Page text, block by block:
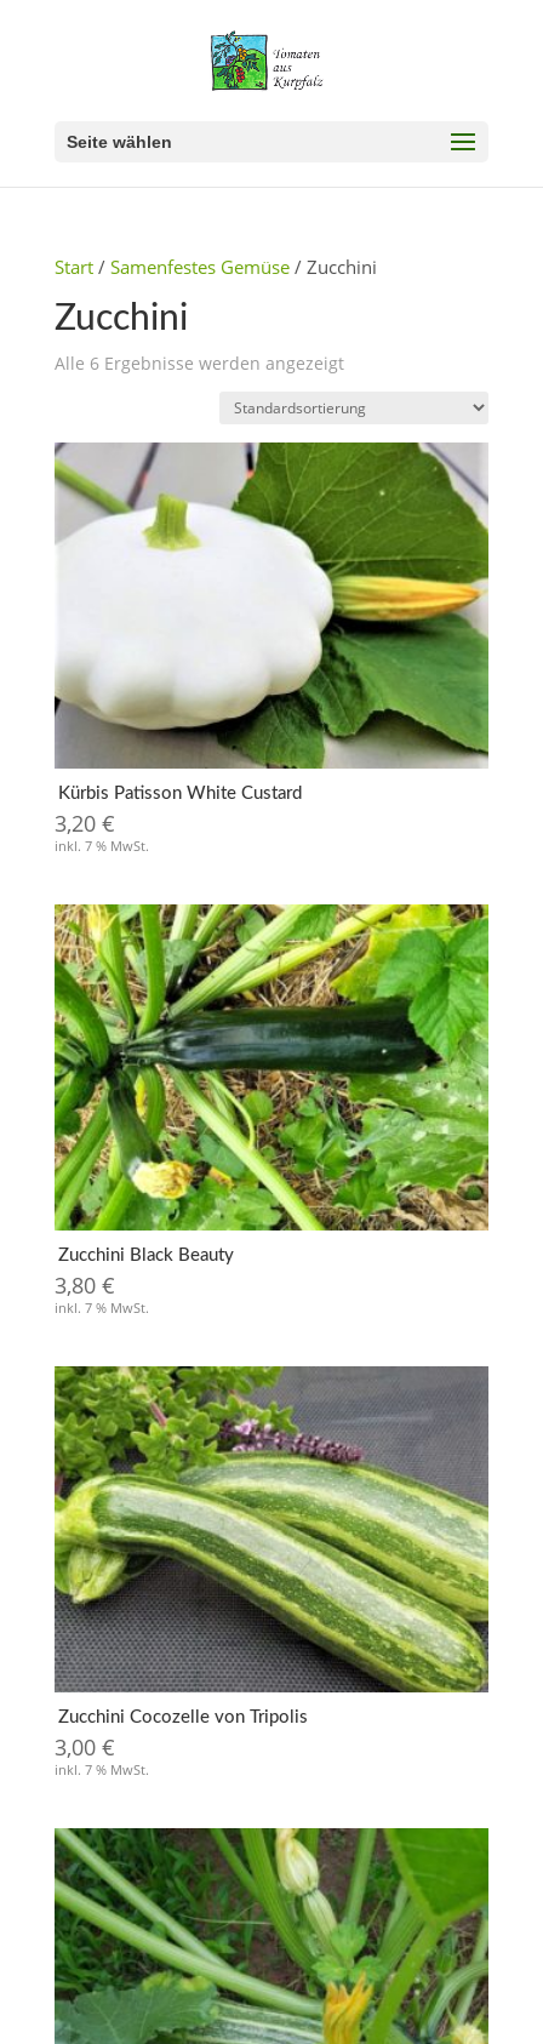
Seite wählen
Start/ Samenfestes Gemüse/ Zucchini
Zucchini
Alle 6 Ergebnisse werden angezeigt
Kürbis Patisson White Custard
3,20 €
inkl. 7 % MwSt.
Zucchini Black Beauty
3,80 €
inkl. 7 % MwSt.
Zucchini Cocozelle von Tripolis
3,00 €
inkl. 7 % MwSt.